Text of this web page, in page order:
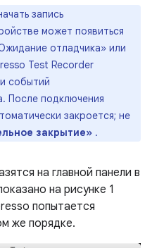
запись
может появиться
отладчика» или
Test Recorder
событий
После подключения
закроется; не
закрытие» .
на главной панели в
на рисунке 1
попытается
же порядке.